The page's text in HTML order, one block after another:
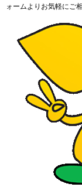
ォームよりお気軽にご